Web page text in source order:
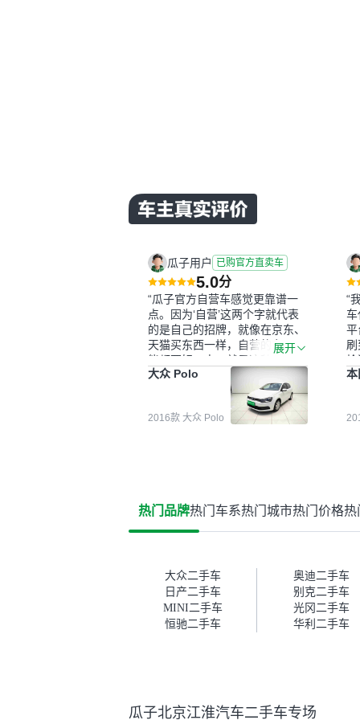
瓜子用户 已购官方直卖车
5.0分
“瓜子官方自营车感觉更靠谱一
点。因为‘自营’这两个字就代表
的是自己的招牌，就像在京东、
天猫买东西一样，自营的东西可
能都要好一点。就是这种刻板印
象吧。一开始买二手车的时候，
我确实有担心过事故车、泡水车
这些问题。瓜子的检测报告其实
并不能完全打消顾虑，因为我也
果跟你们的报告是符合的，所以
这次车况没问题。购车流程挺快
车。去之前我提前跟交接人员说
好，到了之后要当着我的面再做
一次复检，你们也安排了师傅，
服务可以，速度很快。体验下来
自营车的感觉是要比个人车好一
我协商，主动权在平台手里。”
展开
大众 Polo
2016款 大众 Polo
“
车
平
外
格
价
本
热门品牌热门车系热门城市热门价格热
大众二手车
奥迪二手车
日产二手车
别克二手车
MINI二手车
光冈二手车
恒驰二手车
华利二手车
瓜子北京江淮汽车二手车专场